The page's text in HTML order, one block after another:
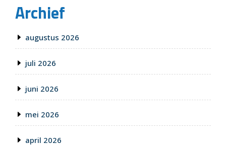
Archief
augustus 2026
juli 2026
juni 2026
mei 2026
april 2026